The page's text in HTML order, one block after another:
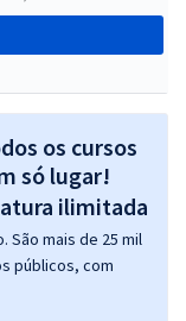
os cursos
só lugar!
São mais de 25 mil
públicos, com